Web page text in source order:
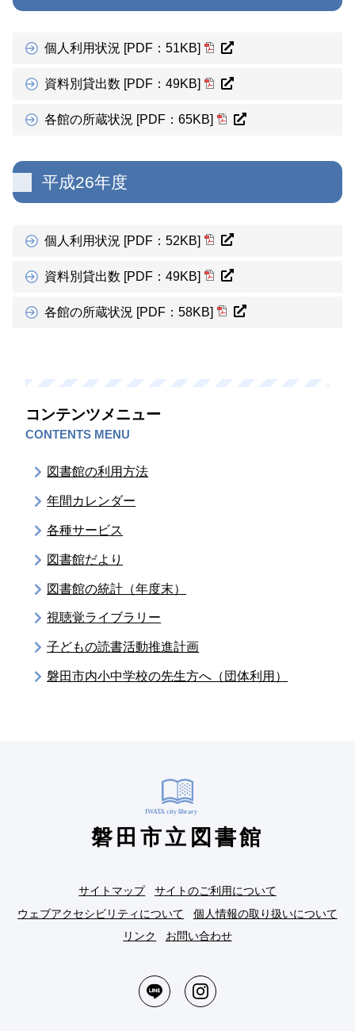
個人利用状況 [PDF：51KB]
資料別貸出数 [PDF：49KB]
各館の所蔵状況 [PDF：65KB]
平成26年度
個人利用状況 [PDF：52KB]
資料別貸出数 [PDF：49KB]
各館の所蔵状況 [PDF：58KB]
コンテンツメニュー
CONTENTS MENU
図書館の利用方法
年間カレンダー
各種サービス
図書館だより
図書館の統計（年度末）
視聴覚ライブラリー
子どもの読書活動推進計画
磐田市内小中学校の先生方へ（団体利用）
磐田市立図書館
サイトマップ
サイトのご利用について
ウェブアクセシビリティについて
個人情報の取り扱いについて
リンク
お問い合わせ